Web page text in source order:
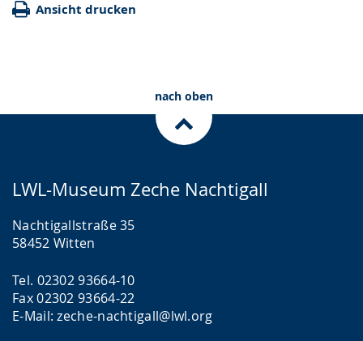
Ansicht drucken
nach oben
LWL-Museum Zeche Nachtigall
Nachtigallstraße 35
58452 Witten
Tel. 02302 93664-10
Fax 02302 93664-22
E-Mail: zeche-nachtigall@lwl.org